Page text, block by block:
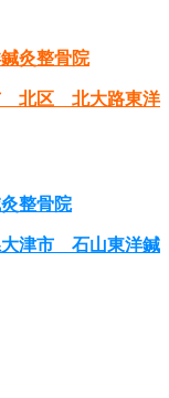
灸整骨院
北区 北大路東洋
整骨院
大津市 石山東洋鍼